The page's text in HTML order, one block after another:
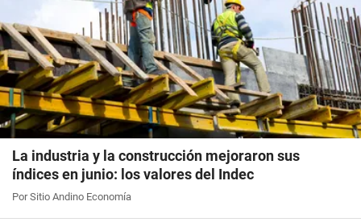
La industria y la construcción mejoraron sus
índices en junio: los valores del Indec
Por Sitio Andino Economía